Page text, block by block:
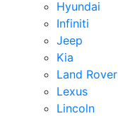
Hyundai
Infiniti
Jeep
Kia
Land Rover
Lexus
Lincoln